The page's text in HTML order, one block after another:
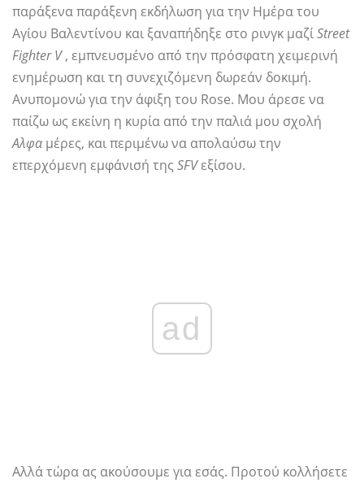
παράξενα παράξενη εκδήλωση για την Ημέρα του
Αγίου Βαλεντίνου και ξαναπήδηξε στο ρινγκ μαζίStreet
Fighter V, εμπνευσμένο από την πρόσφατη χειμερινή
ενημέρωση και τη συνεχιζόμενη δωρεάν δοκιμή.
Ανυπομονώ για την άφιξη του Rose. Μου άρεσε να
παίζω ως εκείνη η κυρία από την παλιά μου σχολή
Αλφα μέρες, και περιμένω να απολαύσω την
επερχόμενη εμφάνισή της SFVεξίσου.
ad
Αλλά τώρα ας ακούσουμε για εσάς. Προτού κολλήσετε